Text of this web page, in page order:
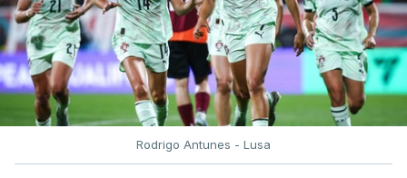
Rodrigo Antunes - Lusa